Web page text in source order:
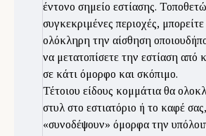
έντονο σημείο εστίασης.
συγκεκριμένες περιοχές,
ολόκληρη την αίσθηση
να μετατοπίσετε την εστίαση από
σε κάτι όμορφο και σκόπιμο.
Τέτοιου είδους κομμάτια θα
στυλ στο εστιατόριο ή το καφέ
«συνοδέψουν» όμορφα την